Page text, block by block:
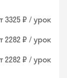
3325 ₽ / урок
2282 ₽ / урок
2282 ₽ / урок